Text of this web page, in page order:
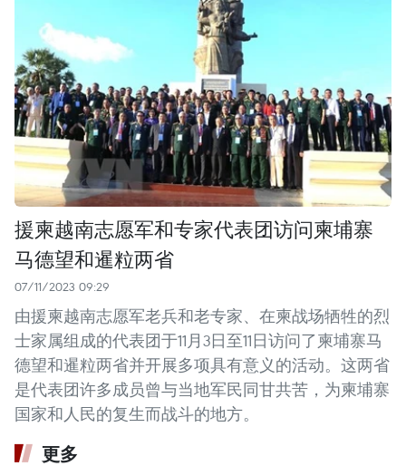
援柬越南志愿军和专家代表团访问柬埔寨
马德望和暹粒两省
07/11/2023 09:29
由援柬越南志愿军老兵和老专家、在柬战场牺牲的烈
士家属组成的代表团于11月3日至11日访问了柬埔寨马
德望和暹粒两省并开展多项具有意义的活动。这两省
是代表团许多成员曾与当地军民同甘共苦，为柬埔寨
国家和人民的复生而战斗的地方。
更多